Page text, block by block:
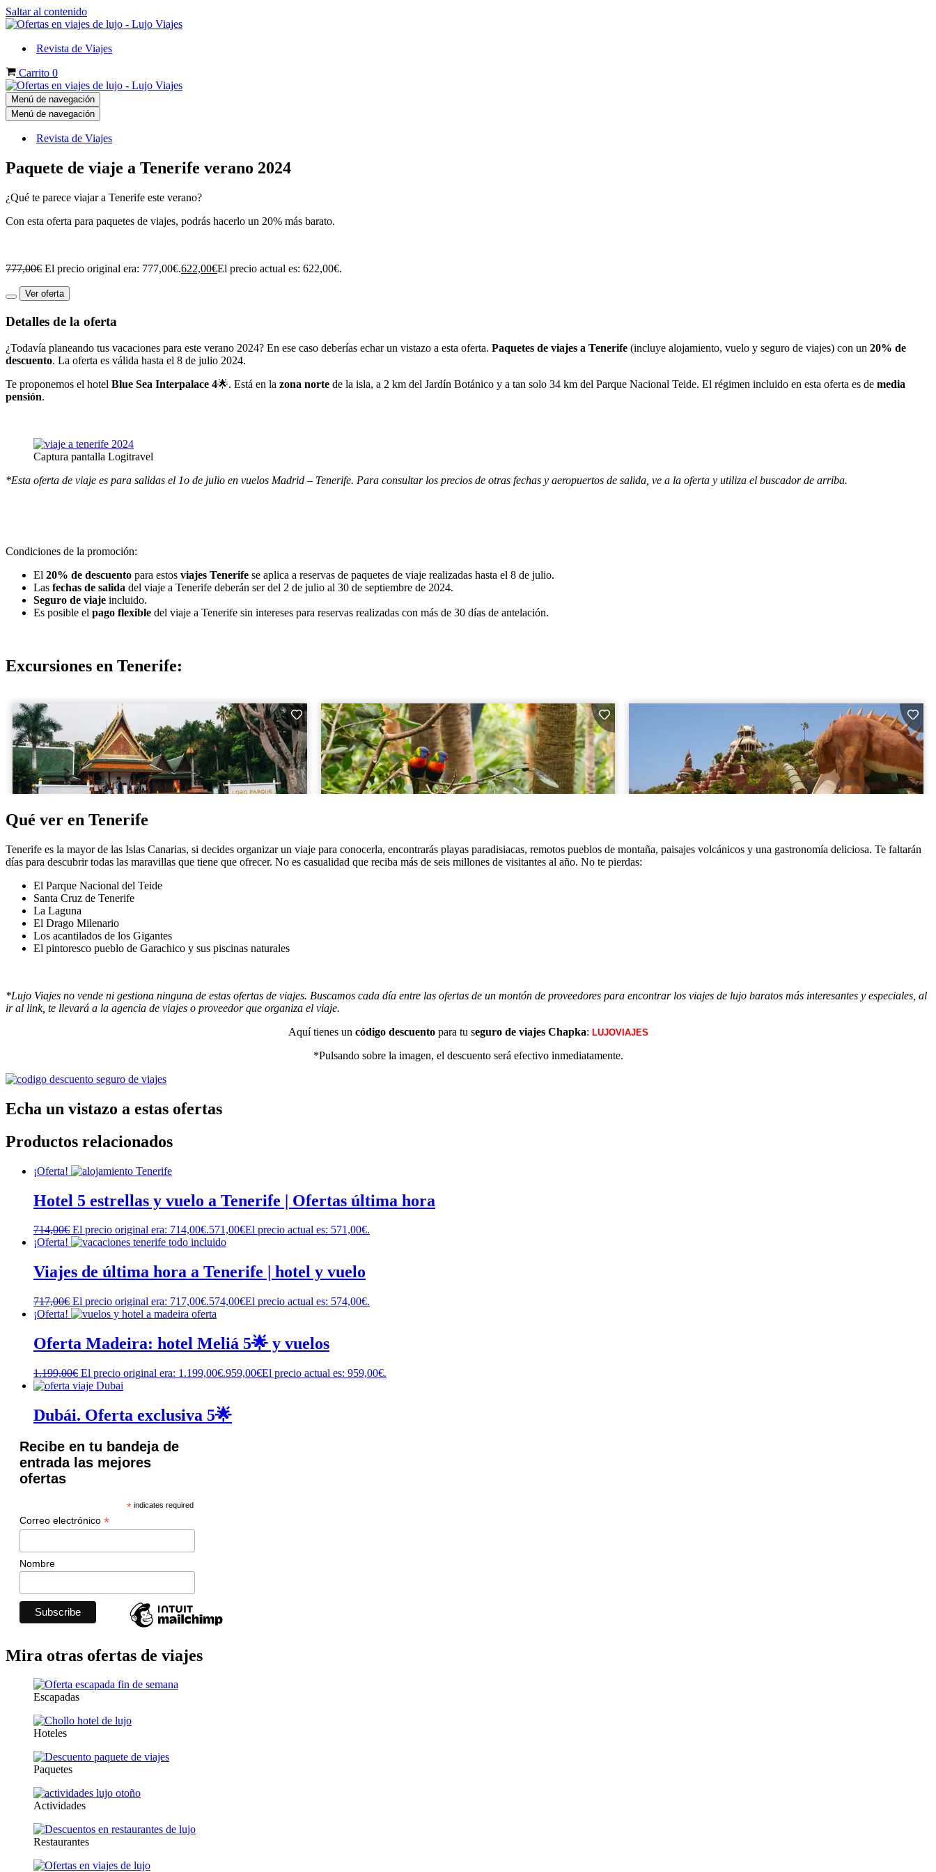
Saltar al contenido
Revista de Viajes
Carrito 0
Menú de navegación
Menú de navegación
Revista de Viajes
Paquete de viaje a Tenerife verano 2024
¿Qué te parece viajar a Tenerife este verano?
Con esta oferta para paquetes de viajes, podrás hacerlo un 20% más barato.
777,00€ El precio original era: 777,00€.622,00€El precio actual es: 622,00€.
Ver oferta
Detalles de la oferta
¿Todavía planeando tus vacaciones para este verano 2024? En ese caso deberías echar un vistazo a esta oferta. Paquetes de viajes a Tenerife (incluye alojamiento, vuelo y seguro de viajes) con un 20% de
descuento. La oferta es válida hasta el 8 de julio 2024.
Te proponemos el hotel Blue Sea Interpalace 4🌟. Está en la zona norte de la isla, a 2 km del Jardín Botánico y a tan solo 34 km del Parque Nacional Teide. El régimen incluido en esta oferta es de media
pensión.
Captura pantalla Logitravel
*Esta oferta de viaje es para salidas el 1o de julio en vuelos Madrid – Tenerife. Para consultar los precios de otras fechas y aeropuertos de salida, ve a la oferta y utiliza el buscador de arriba.
Condiciones de la promoción:
El 20% de descuento para estos viajes Tenerife se aplica a reservas de paquetes de viaje realizadas hasta el 8 de julio.
Las fechas de salida del viaje a Tenerife deberán ser del 2 de julio al 30 de septiembre de 2024.
Seguro de viaje incluido.
Es posible el pago flexible del viaje a Tenerife sin intereses para reservas realizadas con más de 30 días de antelación.
Excursiones en Tenerife:
Qué ver en Tenerife
Tenerife es la mayor de las Islas Canarias, si decides organizar un viaje para conocerla, encontrarás playas paradisiacas, remotos pueblos de montaña, paisajes volcánicos y una gastronomía deliciosa. Te faltarán
días para descubrir todas las maravillas que tiene que ofrecer. No es casualidad que reciba más de seis millones de visitantes al año. No te pierdas:
El Parque Nacional del Teide
Santa Cruz de Tenerife
La Laguna
El Drago Milenario
Los acantilados de los Gigantes
El pintoresco pueblo de Garachico y sus piscinas naturales
*Lujo Viajes no vende ni gestiona ninguna de estas ofertas de viajes. Buscamos cada día entre las ofertas de un montón de proveedores para encontrar los viajes de lujo baratos más interesantes y especiales, al
ir al link, te llevará a la agencia de viajes o proveedor que organiza el viaje.
Aquí tienes un código descuentopara tu seguro de viajes Chapka: LUJOVIAJES
*Pulsando sobre la imagen, el descuento será efectivo inmediatamente.
Echa un vistazo a estas ofertas
Productos relacionados
¡Oferta!
Hotel 5 estrellas y vuelo a Tenerife | Ofertas última hora
714,00€ El precio original era: 714,00€.571,00€El precio actual es: 571,00€.
¡Oferta!
Viajes de última hora a Tenerife | hotel y vuelo
717,00€ El precio original era: 717,00€.574,00€El precio actual es: 574,00€.
¡Oferta!
Oferta Madeira: hotel Meliá 5🌟 y vuelos
1.199,00€ El precio original era: 1.199,00€.959,00€El precio actual es: 959,00€.
Dubái. Oferta exclusiva 5🌟
Recibe en tu bandeja de
entrada las mejores
ofertas
*indicates required
Correo electrónico *
Nombre
Mira otras ofertas de viajes
Escapadas
Hoteles
Paquetes
Actividades
Restaurantes